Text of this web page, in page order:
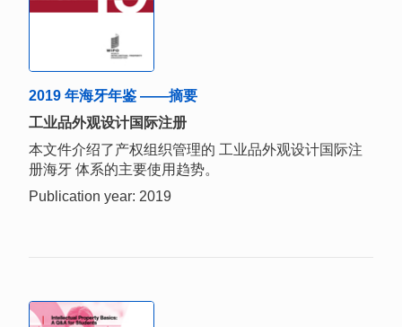
2019 年海牙年鉴 ——摘要
工业品外观设计国际注册
本文件介绍了产权组织管理的 工业品外观设计国际注
册海牙 体系的主要使用趋势。
Publication year: 2019